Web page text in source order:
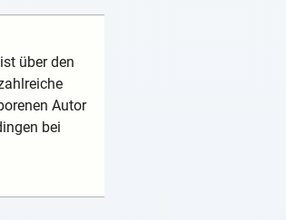
über den
Autor
bei